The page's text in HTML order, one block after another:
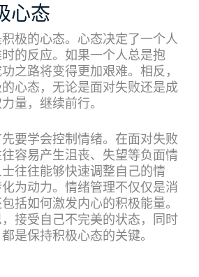
心态
极的心态。心态决定了一个人
的反应。如果一个人总是抱
之路将变得更加艰难。相反，
心态，无论是面对失败还是成
量，继续前行。
要学会控制情绪。在面对失败
容易产生沮丧、失望等负面情
往往能够快速调整自己的情
为动力。情绪管理不仅仅是消
括如何激发内心的积极能量。
接受自己不完美的状态，同时
是保持积极心态的关键。